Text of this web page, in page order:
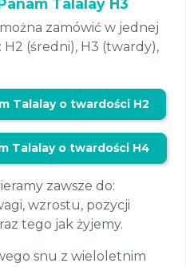
Talalay H3
zamówić w jednej
(średni), H3 (twardy),
Talalay o twardości H2
Talalay o twardości H4
zawsze do:
wzrostu, pozycji
tego jak żyjemy.
snu z wieloletnim